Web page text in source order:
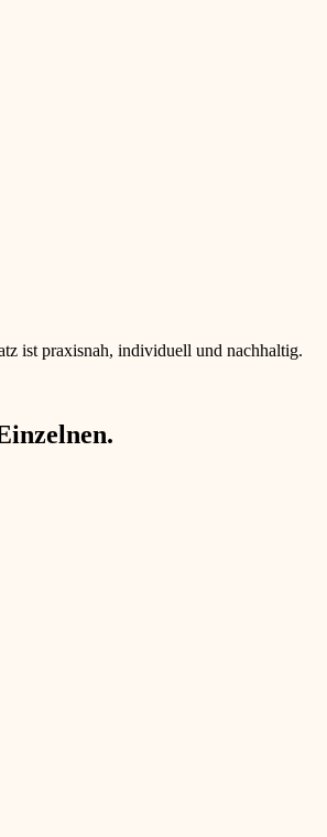
ist praxisnah, individuell und nachhaltig.